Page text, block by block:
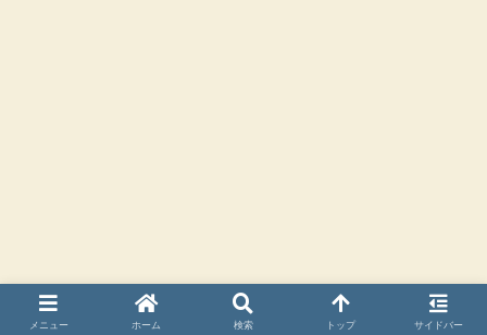
メニュー ホーム 検索 トップ サイドバー